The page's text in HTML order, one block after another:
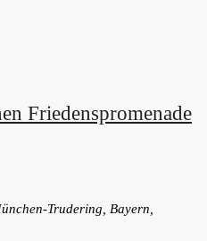
Friedenspromenade
Trudering, Bayern,